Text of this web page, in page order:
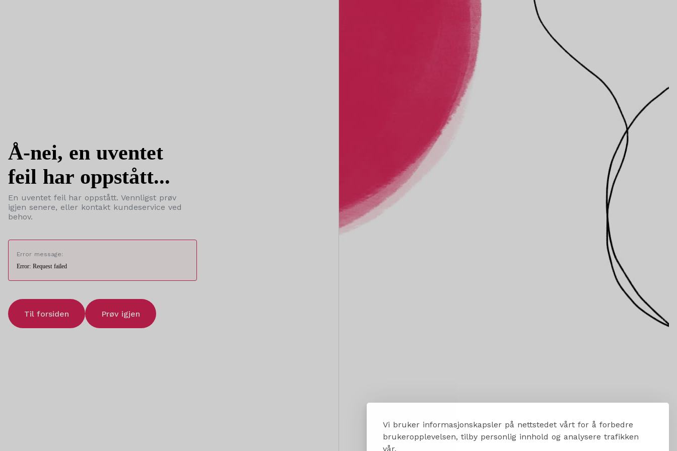
Vi bruker informasjonskapsler på nettstedet vårt for å forbedre
brukeropplevelsen, tilby personlig innhold og analysere trafikken
vår.
Å-nei, en uventet
feil har oppstått...
En uventet feil har oppstått. Vennligst prøv
igjen senere, eller kontakt kundeservice ved
behov.
Error message:
Error: Request failed
Til forsiden Prøv igjen